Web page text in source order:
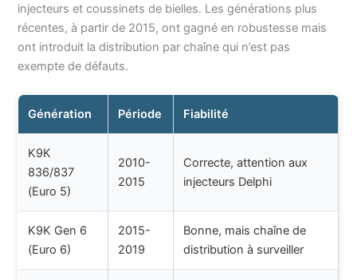
injecteurs et coussinets de bielles. Les générations plus
récentes, à partir de 2015, ont gagné en robustesse mais
ont introduit la distribution par chaîne qui n’est pas
exempte de défauts.
Génération Période Fiabilité
K9K
836/837
(Euro 5)
2010-
2015
Correcte, attention aux
injecteurs Delphi
K9K Gen 6
(Euro 6)
2015-
2019
Bonne, mais chaîne de
distribution à surveiller